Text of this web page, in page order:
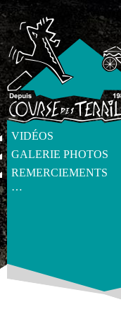
VIDÉOS
GALERIE PHOTOS
REMERCIEMENTS
…